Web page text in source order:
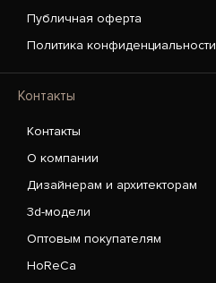
Публичная оферта
Политика конфиденциальности
Контакты
Контакты
О компании
Дизайнерам и архитекторам
3d-модели
Оптовым покупателям
HoReCa